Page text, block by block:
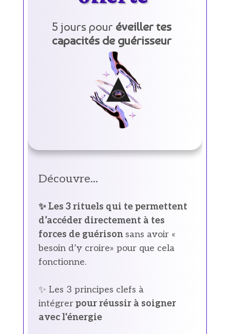
5 jours pour éveiller tes
capacités de guérisseur
Découvre...
✨ Les 3 rituels qui te permettent
d’accéder directement à tes
forces de guérison sans avoir «
besoin d’y croire» pour que cela
fonctionne.
✨ Les 3 principes clefs à
intégrerpour réussir à soigner
avec l'énergie